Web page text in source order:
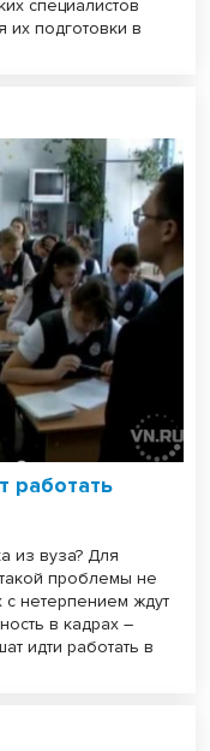
специалистов
их подготовки в
работать
из вуза? Для
проблемы не
с нетерпением ждут
в кадрах –
идти работать в